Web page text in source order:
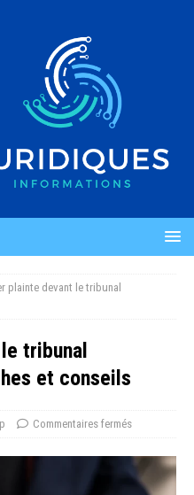
plainte devant le tribunal
tribunal
et conseils
Commentaires fermés